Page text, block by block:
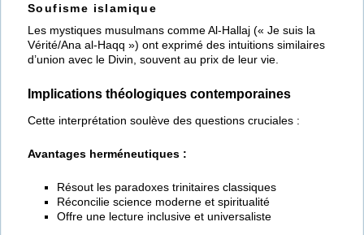
Soufisme islamique
Les mystiques musulmans comme Al-Hallaj (« Je suis la
Vérité/Ana al-Haqq ») ont exprimé des intuitions similaires
d’union avec le Divin, souvent au prix de leur vie.
Implications théologiques contemporaines
Cette interprétation soulève des questions cruciales :
Avantages herméneutiques :
Résout les paradoxes trinitaires classiques
Réconcilie science moderne et spiritualité
Offre une lecture inclusive et universaliste